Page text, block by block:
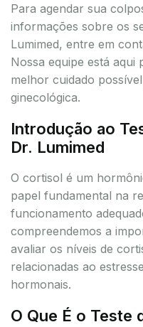
Para agendar sua
informações sobre os
Lumimed, entre em
Nossa equipe está
melhor cuidado
ginecológica.
Introdução ao
Dr. Lumimed
O cortisol é um
papel fundamental na
funcionamento
compreendemos a
avaliar os níveis de
relacionadas ao
hormonais.
O Que É o Teste